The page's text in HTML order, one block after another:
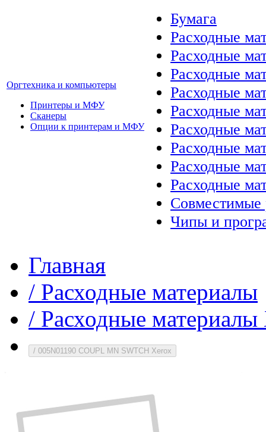
Оргтехника и компьютеры
Принтеры и МФУ
Сканеры
Опции к принтерам и МФУ
Бумага
Расходные
Расходные
Расходные
Расходные
Расходные
Расходные
Расходные
Расходные
Расходные
Совместимые
Чипы и
Главная
/ Расходные материалы
/ Расходные
/ 005N01190 COUPL MN SWTCH Xerox